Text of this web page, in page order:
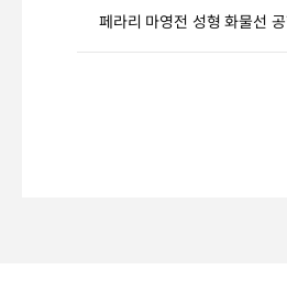
페라리 마영전 성형 화물선